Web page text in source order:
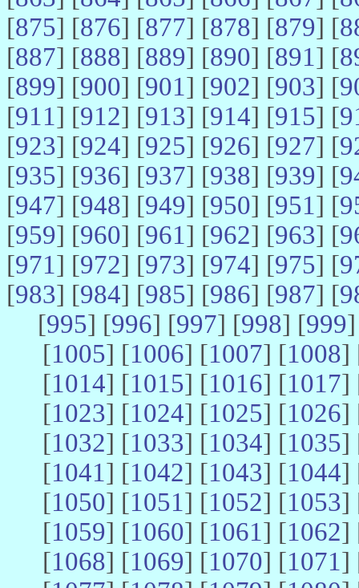
[875] [876] [877] [878] [879] [
[887] [888] [889] [890] [891] [
[899] [900] [901] [902] [903] [
[911] [912] [913] [914] [915] [
[923] [924] [925] [926] [927] [
[935] [936] [937] [938] [939] [
[947] [948] [949] [950] [951] [
[959] [960] [961] [962] [963] [
[971] [972] [973] [974] [975] [
[983] [984] [985] [986] [987] [
[995] [996] [997] [998] [999
[1005] [1006] [1007] [1008]
[1014] [1015] [1016] [1017]
[1023] [1024] [1025] [1026]
[1032] [1033] [1034] [1035]
[1041] [1042] [1043] [1044]
[1050] [1051] [1052] [1053]
[1059] [1060] [1061] [1062]
[1068] [1069] [1070] [1071]